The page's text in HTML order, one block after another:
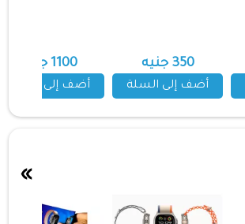
350 جنيه
أضف إلى السلة
1100 جنيه
أضف إلى السلة
»